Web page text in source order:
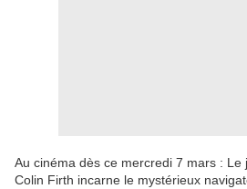
Au cinéma dès ce mercredi 7 mars : Le
Colin Firth incarne le mystérieux